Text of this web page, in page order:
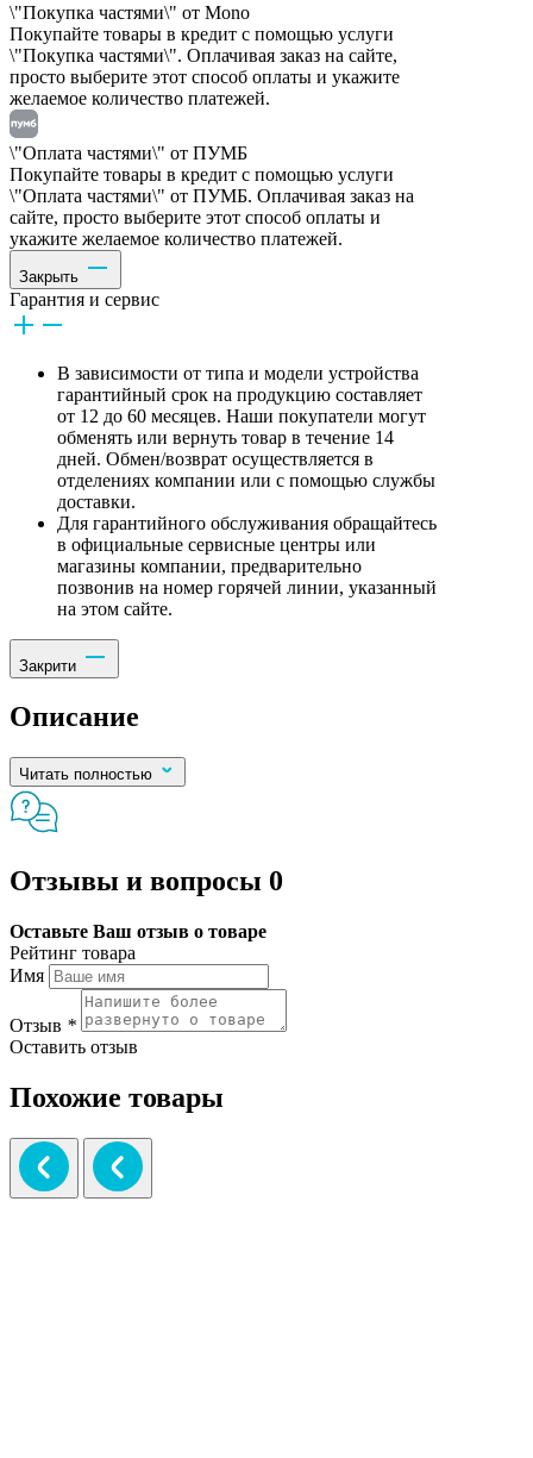
\"Покупка частями\" от Mono
Покупайте товары в кредит с помощью услуги
\"Покупка частями\". Оплачивая заказ на сайте,
просто выберите этот способ оплаты и укажите
желаемое количество платежей.
\"Оплата частями\" от ПУМБ
Покупайте товары в кредит с помощью услуги
\"Оплата частями\" от ПУМБ. Оплачивая заказ на
сайте, просто выберите этот способ оплаты и
укажите желаемое количество платежей.
Закрыть
Гарантия и сервис
В зависимости от типа и модели устройства
гарантийный срок на продукцию составляет
от 12 до 60 месяцев. Наши покупатели могут
обменять или вернуть товар в течение 14
дней. Обмен/возврат осуществляется в
отделениях компании или с помощью службы
доставки.
Для гарантийного обслуживания обращайтесь
в официальные сервисные центры или
магазины компании, предварительно
позвонив на номер горячей линии, указанный
на этом сайте.
Закрити
Описание
Читать полностью
Отзывы и вопросы 0
Оставьте Ваш отзыв о товаре
Рейтинг товара
Имя
Отзыв *
Оставить отзыв
Похожие товары